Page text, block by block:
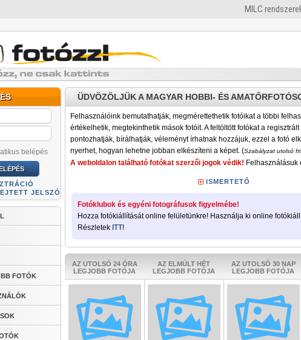
MILC
belépés
JELSZÓ
FOTÓK
ÜDVÖZÖLJÜK A MAGYAR HOBBI- ÉS
Felhasználóink bemutathatják, megmérettethetik fotóikat a többi
értékelhetik, megtekinthetik mások fotóit. A feltöltött fotókat a
pontozhatják, bírálhatják, véleményt írhatnak hozzájuk, ezzel a fotó
nyerhet, hogyan lehetne jobban elkészíteni a képet. (Szabályzat utolsó
A weboldalon található fotókat szerzői jogok védik! Felhasználásuk
ISMERTETŐ
Fotóklubok és egyéni fotográfusok figyelmébe!
Hozza fotókiállítását online felületünkre! Használja ki online
Részletek ITT!
AZ UTOLSÓ 24 ÓRA
LEGJOBB FOTÓJA
AZ ELMÚLT HÉT
LEGJOBB FOTÓJA
AZ UTOLSÓ 30 NAP
LEGJOBB FOTÓJA